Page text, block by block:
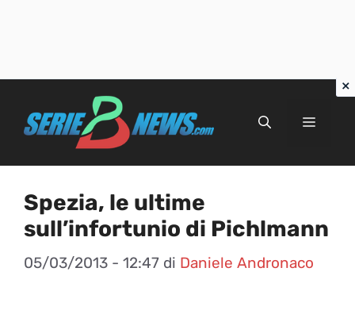
Menu
Spezia, le ultime
sull’infortunio di Pichlmann
05/03/2013 - 12:47 di Daniele Andronaco